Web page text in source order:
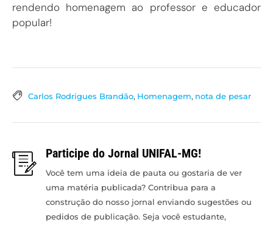
rendendo homenagem ao professor e educador
popular!
Carlos Rodrigues Brandão, Homenagem, nota de pesar
Participe do Jornal UNIFAL-MG!
Você tem uma ideia de pauta ou gostaria de ver
uma matéria publicada? Contribua para a
construção do nosso jornal enviando sugestões ou
pedidos de publicação. Seja você estudante,